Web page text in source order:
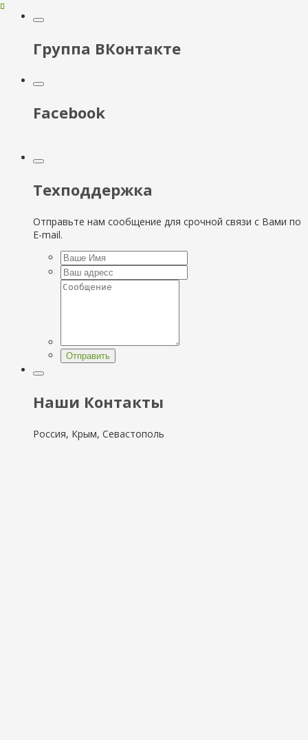
Группа ВКонтакте
Facebook
Техподдержка
Отправьте нам сообщение для срочной связи с Вами по
E-mail.
Отправить
Наши Контакты
Россия, Крым, Севастополь